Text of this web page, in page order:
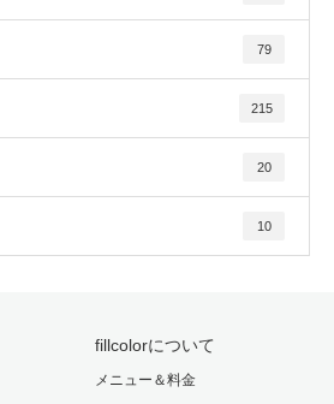
79
215
20
10
fillcolorについて
メニュー＆料金